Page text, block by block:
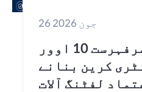
26 جون 2026
سنگاپور میں سرفہرست 10 اوور
کرین بنانے
لفٹنگ آلات